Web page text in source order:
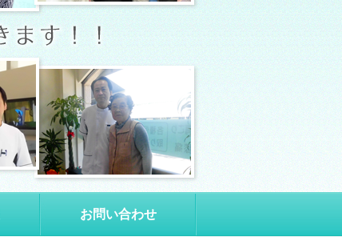
お問い合わせ